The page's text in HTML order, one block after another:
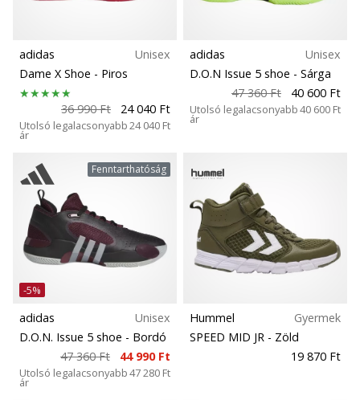
adidas
Unisex
Dame X Shoe - Piros
36 990 Ft 24 040 Ft
Utolsó legalacsonyabb
ár
24 040 Ft
adidas
Unisex
D.O.N Issue 5 shoe - Sárga
47 360 Ft
40 600 Ft
Utolsó legalacsonyabb
ár
40 600 Ft
Fenntarthatóság
-5%
adidas
Unisex
D.O.N. Issue 5 shoe - Bordó
47 360 Ft
44 990 Ft
Utolsó legalacsonyabb
ár
47 280 Ft
Hummel
Gyermek
SPEED MID JR - Zöld
19 870 Ft